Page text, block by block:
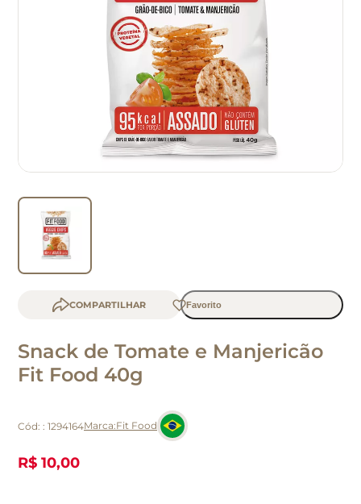
COMPARTILHAR
Snack de Tomate e Manjericão
Fit Food 40g
Cód: : 1294164 Fit Food
R$ 10,00